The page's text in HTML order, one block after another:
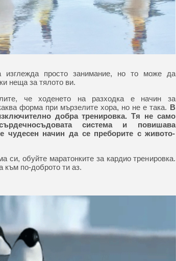
изглежда просто занимание, но то може да
неща за тялото ви.
че ходенето на разходка е начин за
форма при мързелите хора, но не е така. В
добра тренировка. Тя не само
система и повишава
чудесен начин да се преборите с живото-
си, обуйте маратонките за кардио тренировка.
към по-доброто ти аз.